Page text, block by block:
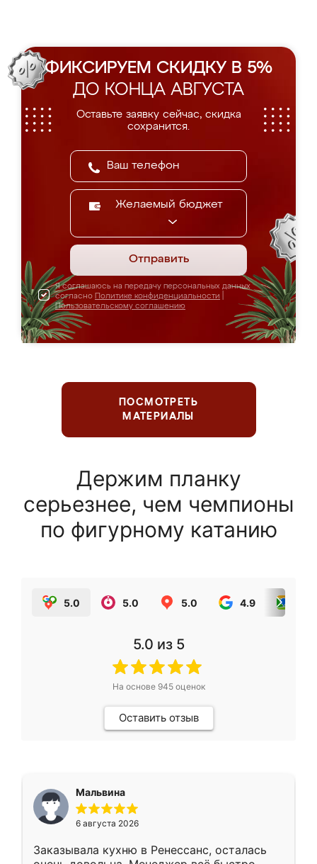
ФИКСИРУЕМ СКИДКУ В 5%
ДО КОНЦА АВГУСТА
Оставьте заявку сейчас, скидка
сохранится.
Желаемый бюджет
Отправить
Я соглашаюсь на передачу персональных данных
согласно Политике конфиденциальности
Пользовательскому соглашению
ПОСМОТРЕТЬ
МАТЕРИАЛЫ
Держим планку
серьезнее, чем чемпионы
по фигурному катанию
5.0 5.0 5.0 4.9
5.0 из 5
На основе 945оценок
Оставить отзыв
Мальвина
6 августа 2026
Заказывала кухню в Ренессанс, осталась